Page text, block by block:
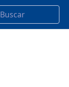
Buscar